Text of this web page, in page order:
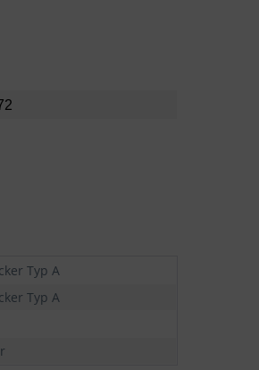
Typ A
Typ A